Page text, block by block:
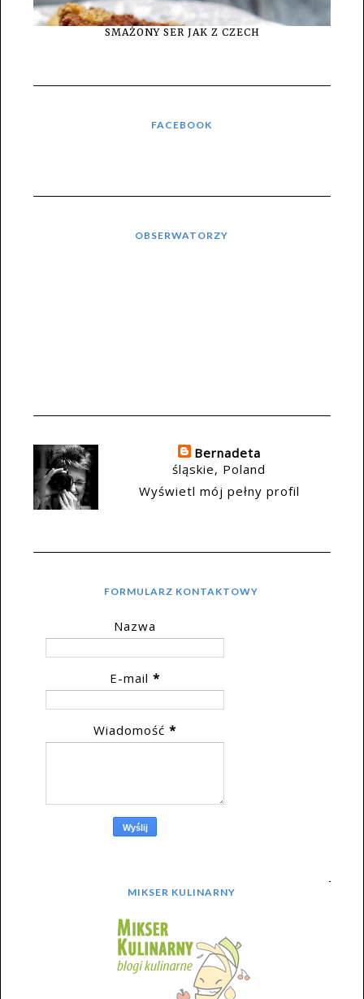
SMAŻONY SER JAK Z CZECH
FACEBOOK
OBSERWATORZY
Bernadeta
śląskie, Poland
Wyświetl mój pełny profil
FORMULARZ KONTAKTOWY
Nazwa
E-mail *
Wiadomość *
MIKSER KULINARNY